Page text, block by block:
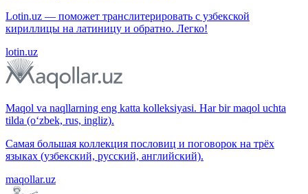
Lotin.uz — поможет транслитерировать с узбекской
кириллицы на латиницу и обратно. Легко!
lotin.uz
Maqol va naqllarning eng katta kolleksiyasi. Har bir maqol uchta
tilda (o‘zbek, rus, ingliz).
Самая большая коллекция пословиц и поговорок на трёх
языках (узбекский, русский, английский).
maqollar.uz